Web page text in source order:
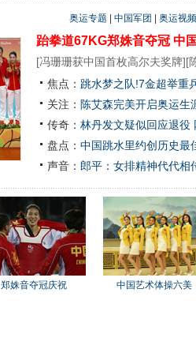
奥运专题 中国军团 奥运视频
跆拳道67KG郑姝音夺冠 中
[冯珊珊获中国首枚高尔夫奖牌][
焦点： 跳水梦之队!7金超举重
关注： 陈艾森完美开启奥运
传奇： 林丹发文疑似回应退役
盘点： 中国跳水里约创历史最
声音： 郎平：女排精神代代相
郑姝音夺冠庆祝 中国艺术体操六美